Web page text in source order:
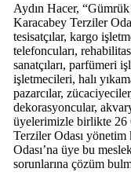
Aydın Hacer,
Karacabey Terziler
tesisatçılar, kargo
telefoncuları,
sanatçıları, parfümeri
işletmecileri, halı
pazarcılar,
dekorasyoncular,
üyelerimizle birlikte 26
Terziler Odası
Odası’na üye bu
sorunlarına çözüm